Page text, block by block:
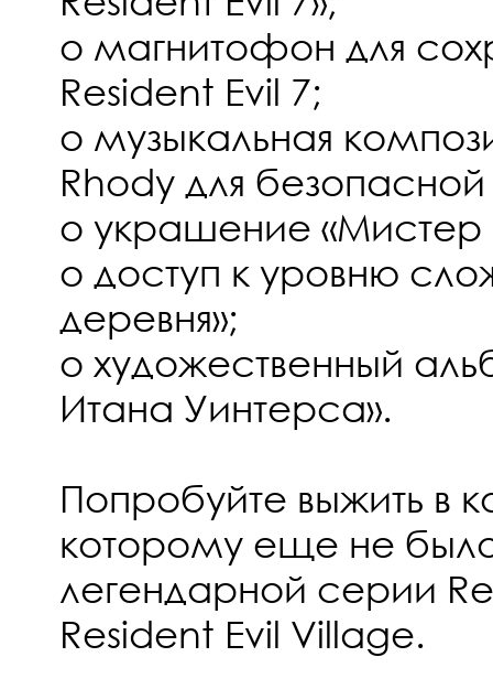
o магнитофон для
Resident Evil 7;
o музыкальная
Rhody для
o украшение «Мистер
o доступ к уровню
деревня»;
o художественный
Итана Уинтерса».
Попробуйте выжить в
которому еще не
легендарной серии
Resident Evil Village.